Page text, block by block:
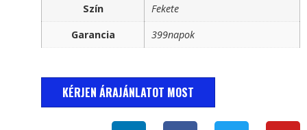
Szín
Fekete
Garancia
399napok
KÉRJEN ÁRAJÁNLATOT MOST